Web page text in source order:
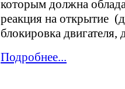
которым должна
реакция на открытие
блокировка двигателя,
Подробнее...